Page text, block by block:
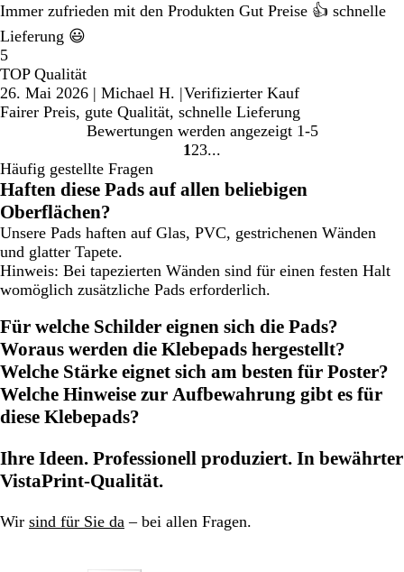
Immer zufrieden mit den Produkten Gut Preise 👍 schnelle
Lieferung 😃
5
TOP Qualität
26. Mai 2026 | Michael H. |Verifizierter Kauf
Fairer Preis, gute Qualität, schnelle Lieferung
Bewertungen werden angezeigt 1-5
Gehe
Seite
1 Gehe
Seite
2 Gehe
Seite
3
Häufig gestellte Fragen
Haften diese Pads auf allen beliebigen
Oberflächen?
Unsere Pads haften auf Glas, PVC, gestrichenen Wänden
und glatter Tapete.
Hinweis: Bei tapezierten Wänden sind für einen festen Halt
womöglich zusätzliche Pads erforderlich.
Für welche Schilder eignen sich die Pads?
Woraus werden die Klebepads hergestellt?
Welche Stärke eignet sich am besten für Poster?
Welche Hinweise zur Aufbewahrung gibt es für
diese Klebepads?
Ihre Ideen. Professionell produziert. In bewährter
VistaPrint-Qualität.
Wir sind für Sie da – bei allen Fragen.